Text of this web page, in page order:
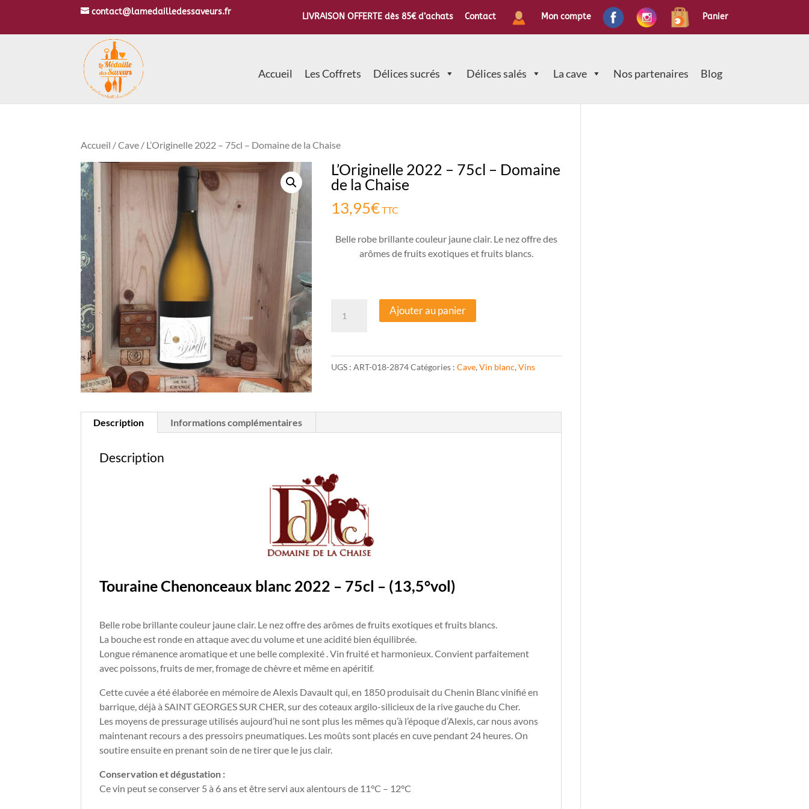
contact@lamedailledessaveurs.fr
LIVRAISON OFFERTE dès 85€ d’achats Contact Mon compte Panier
Accueil Les Coffrets Délices sucrés Délices salés La cave Nos partenaires Blog
Accueil /Cave / L’Originelle 2022 – 75cl – Domaine de la Chaise
L’Originelle 2022 – 75cl – Domaine
de la Chaise
13,95€TTC
Belle robe brillante couleur jaune clair. Le nez offre des
arômes de fruits exotiques et fruits blancs.
-
la
Ajouter au panier
UGS : ART-018-2874 Catégories : Cave, Vin blanc, Vins
Description Informations complémentaires
Description
Touraine Chenonceaux blanc 2022 – 75cl – (13,5°vol)
Belle robe brillante couleur jaune clair. Le nez offre des arômes de fruits exotiques et fruits blancs.
La bouche est ronde en attaque avec du volume et une acidité bien équilibrée.
Longue rémanence aromatique et une belle complexité . Vin fruité et harmonieux. Convient parfaitement
avec poissons, fruits de mer, fromage de chèvre et même en apéritif.
Cette cuvée a été élaborée en mémoire de Alexis Davault qui, en 1850 produisait du Chenin Blanc vinifié en
barrique, déjà à SAINT GEORGES SUR CHER, sur des coteaux argilo-silicieux de la rive gauche du Cher.
Les moyens de pressurage utilisés aujourd’hui ne sont plus les mêmes qu’à l’époque d’Alexis, car nous avons
maintenant recours a des pressoirs pneumatiques. Les moûts sont placés en cuve pendant 24 heures. On
soutire ensuite en prenant soin de ne tirer que le jus clair.
Conservation et dégustation :
Ce vin peut se conserver 5 à 6 ans et être servi aux alentours de 11°C – 12°C